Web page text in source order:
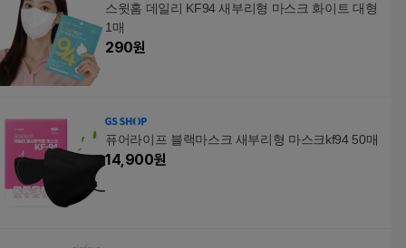
스윗홈 데일리 KF94 새부리형 마스크 화이트 대형
1매
290원
퓨어라이프 블랙마스크 새부리형 마스크kf94 50매
14,900원